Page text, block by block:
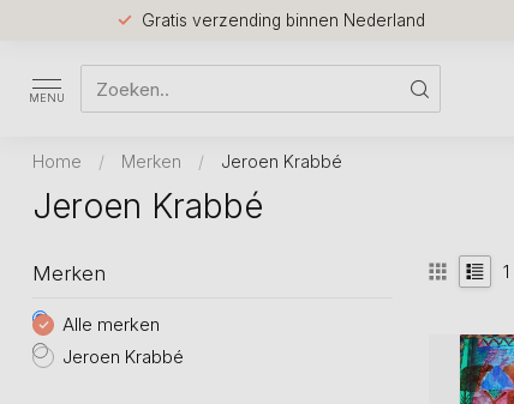
Gratis verzending binnen Nederland
MENU
Home / Merken / Jeroen Krabbé
Jeroen Krabbé
Merken
Alle merken
Jeroen Krabbé
1